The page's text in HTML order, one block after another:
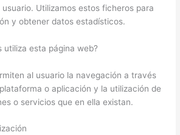
Utilizamos estos ficheros para
y obtener datos estadísticos.
utiliza esta página web?
al usuario la navegación a través
o aplicación y la utilización de
o servicios que en ella existan.